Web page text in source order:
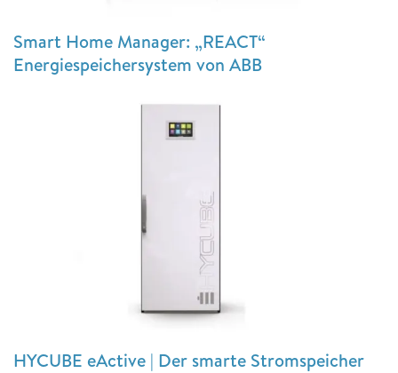
Smart Home Manager: „REACT“
Energiespeichersystem von ABB
HYCUBE eActive | Der smarte Stromspeicher